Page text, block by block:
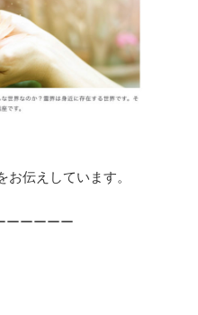
お伝えしています。
ーーーーー